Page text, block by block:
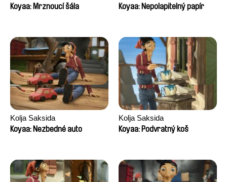
Koyaa: Mrznoucí šála
Koyaa: Nepolapitelný papír
Kolja Saksida
Koyaa: Nezbedné auto
Kolja Saksida
Koyaa: Podvratný koš